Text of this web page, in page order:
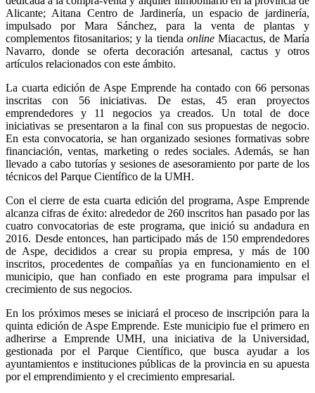
Alicante; Aitana Centro de Jardinería, un espacio de jardinería,
impulsado por Mara Sánchez, para la venta de plantas y
complementos fitosanitarios; y la tienda onlineMiacactus, de María
Navarro, donde se oferta decoración artesanal, cactus y otros
artículos relacionados con este ámbito.
La cuarta edición de Aspe Emprende ha contado con 66 personas
inscritas con 56 iniciativas. De estas, 45 eran proyectos
emprendedores y 11 negocios ya creados. Un total de doce
iniciativas se presentaron a la final con sus propuestas de negocio.
En esta convocatoria, se han organizado sesiones formativas sobre
financiación, ventas, marketing o redes sociales. Además, se han
llevado a cabo tutorías y sesiones de asesoramiento por parte de los
técnicos del Parque Científico de la UMH.
Con el cierre de esta cuarta edición del programa, Aspe Emprende
alcanza cifras de éxito: alrededor de 260 inscritos han pasado por las
cuatro convocatorias de este programa, que inició su andadura en
2016. Desde entonces, han participado más de 150 emprendedores
de Aspe, decididos a crear su propia empresa, y más de 100
inscritos, procedentes de compañías ya en funcionamiento en el
municipio, que han confiado en este programa para impulsar el
crecimiento de sus negocios.
En los próximos meses se iniciará el proceso de inscripción para la
quinta edición de Aspe Emprende. Este municipio fue el primero en
adherirse a Emprende UMH, una iniciativa de la Universidad,
gestionada por el Parque Científico, que busca ayudar a los
ayuntamientos e instituciones públicas de la provincia en su apuesta
por el emprendimiento y el crecimiento empresarial.